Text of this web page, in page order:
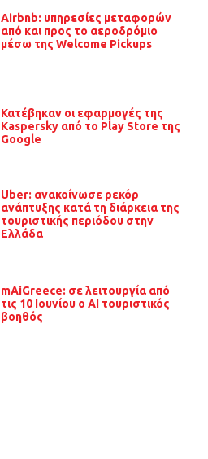
Airbnb: υπηρεσίες μεταφορών
από και προς το αεροδρόμιο
μέσω της Welcome Pickups
Κατέβηκαν οι εφαρμογές της
Kaspersky από το Play Store της
Google
Uber: ανακοίνωσε ρεκόρ
ανάπτυξης κατά τη διάρκεια της
τουριστικής περιόδου στην
Ελλάδα
mAiGreece: σε λειτουργία από
τις 10 Ιουνίου ο ΑΙ τουριστικός
βοηθός